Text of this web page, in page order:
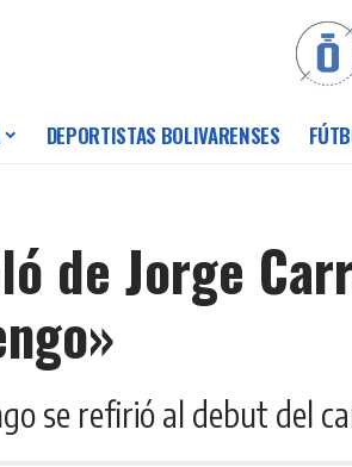
DEPORTISTAS BOLIVARENSES
de Jorge
se refirió al debut del